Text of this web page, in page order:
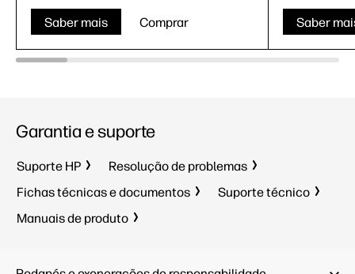
Saber mais Comprar Saber
Garantia e suporte
Suporte HP
Resolução de problemas
Fichas técnicas e documentos
Suporte técnico
Manuais de produto